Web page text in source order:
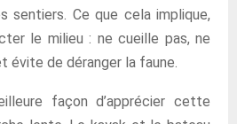
sentiers. Ce que cela implique,
le milieu : ne cueille pas, ne
évite de déranger la faune.
façon d’apprécier cette